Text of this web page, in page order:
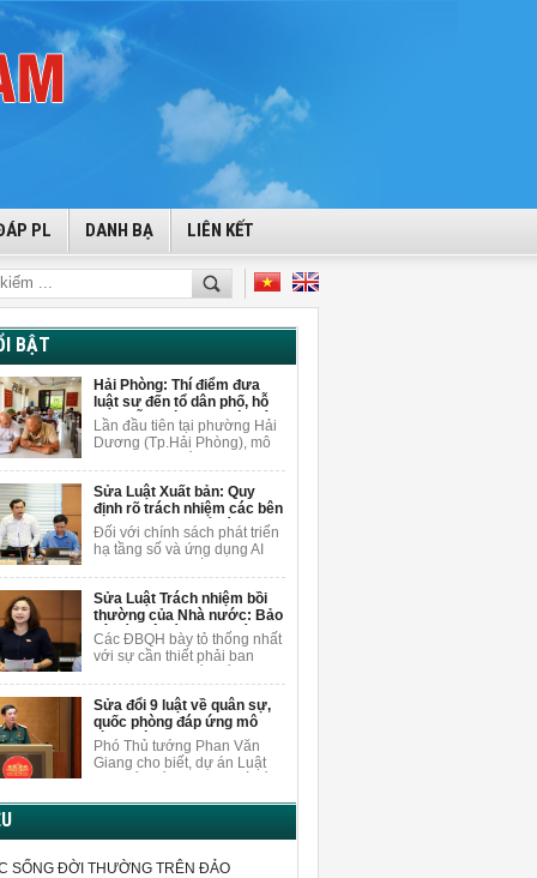
PL DANH BẠ LIÊN KẾT
BẬT
Hải Phòng: Thí điểm đưa
luật sư đến tổ dân phố, hỗ
trợ miễn phí cho người dân
Lần đầu tiên tại phường Hải
Dương (Tp.Hải Phòng), mô
gắn với tư vấn pháp lý miễn
phí được triển khai ngay tại
tổ dân phố để giải đáp
vướng mắc pháp lý cho
người dân.
Sửa Luật Xuất bản: Quy
định rõ trách nhiệm các bên
khi sử dụng AI để sáng tạo
nội dung
Đối với chính sách phát triển
hạ tầng số và ứng dụng AI
Vương Quốc Thắng cho rằng
cần nghiên cứu, bổ sung các
quy định cụ thể hơn về việc
bảo vệ quyền trong môi
trường AI.
Sửa Luật Trách nhiệm bồi
thường của Nhà nước: Bảo
vệ cán bộ dám nghĩ, dám
làm vì lợi ích chung
Các ĐBQH bày tỏ thống nhất
với sự cần thiết phải ban
một số điều của Luật Trách
nhiệm bồi thường của Nhà
nước.
Sửa đổi 9 luật về quân sự,
quốc phòng đáp ứng mô
hình chính quyền 2 cấp
Phó Thủ tướng Phan Văn
Giang cho biết, dự án Luật
đề cấp bách phát sinh trong
SỐNG ĐỜI THƯỜNG TRÊN ĐẢO